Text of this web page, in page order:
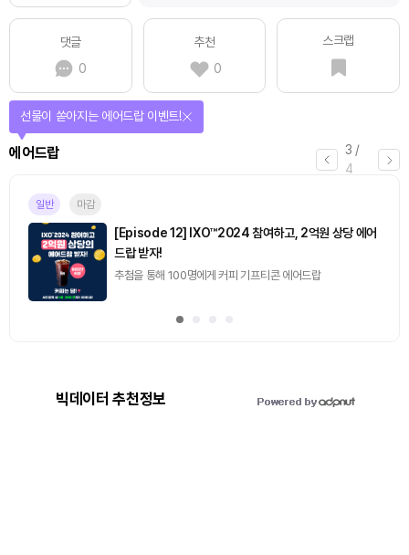
댓글
0
추천
0
스크랩
3 /
4
에어드랍
선물이 쏟아지는 에어드랍 이벤트!
일반 마감
[Episode 12] IXO™2024 참여하고, 2억원 상당 에어
드랍 받자!
추첨을 통해 100명에게 커피 기프티콘 에어드랍
빅데이터 추천정보